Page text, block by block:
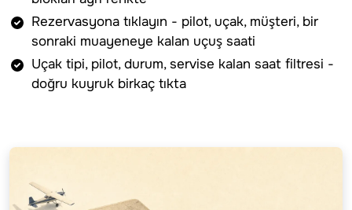
Rezervasyona tıklayın - pilot, uçak, müşteri, bir
sonraki muayeneye kalan uçuş saati
Uçak tipi, pilot, durum, servise kalan saat filtresi -
doğru kuyruk birkaç tıkta